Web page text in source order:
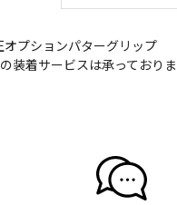
オプションパターグリップ
装着サービスは承っておりま